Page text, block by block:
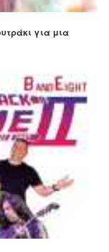
για μια